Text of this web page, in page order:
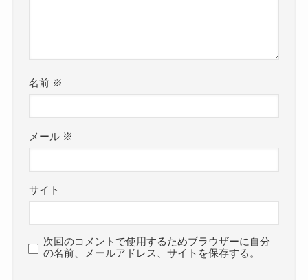
名前 ※
メール ※
サイト
次回のコメントで使用するためブラウザーに自分
の名前、メールアドレス、サイトを保存する。